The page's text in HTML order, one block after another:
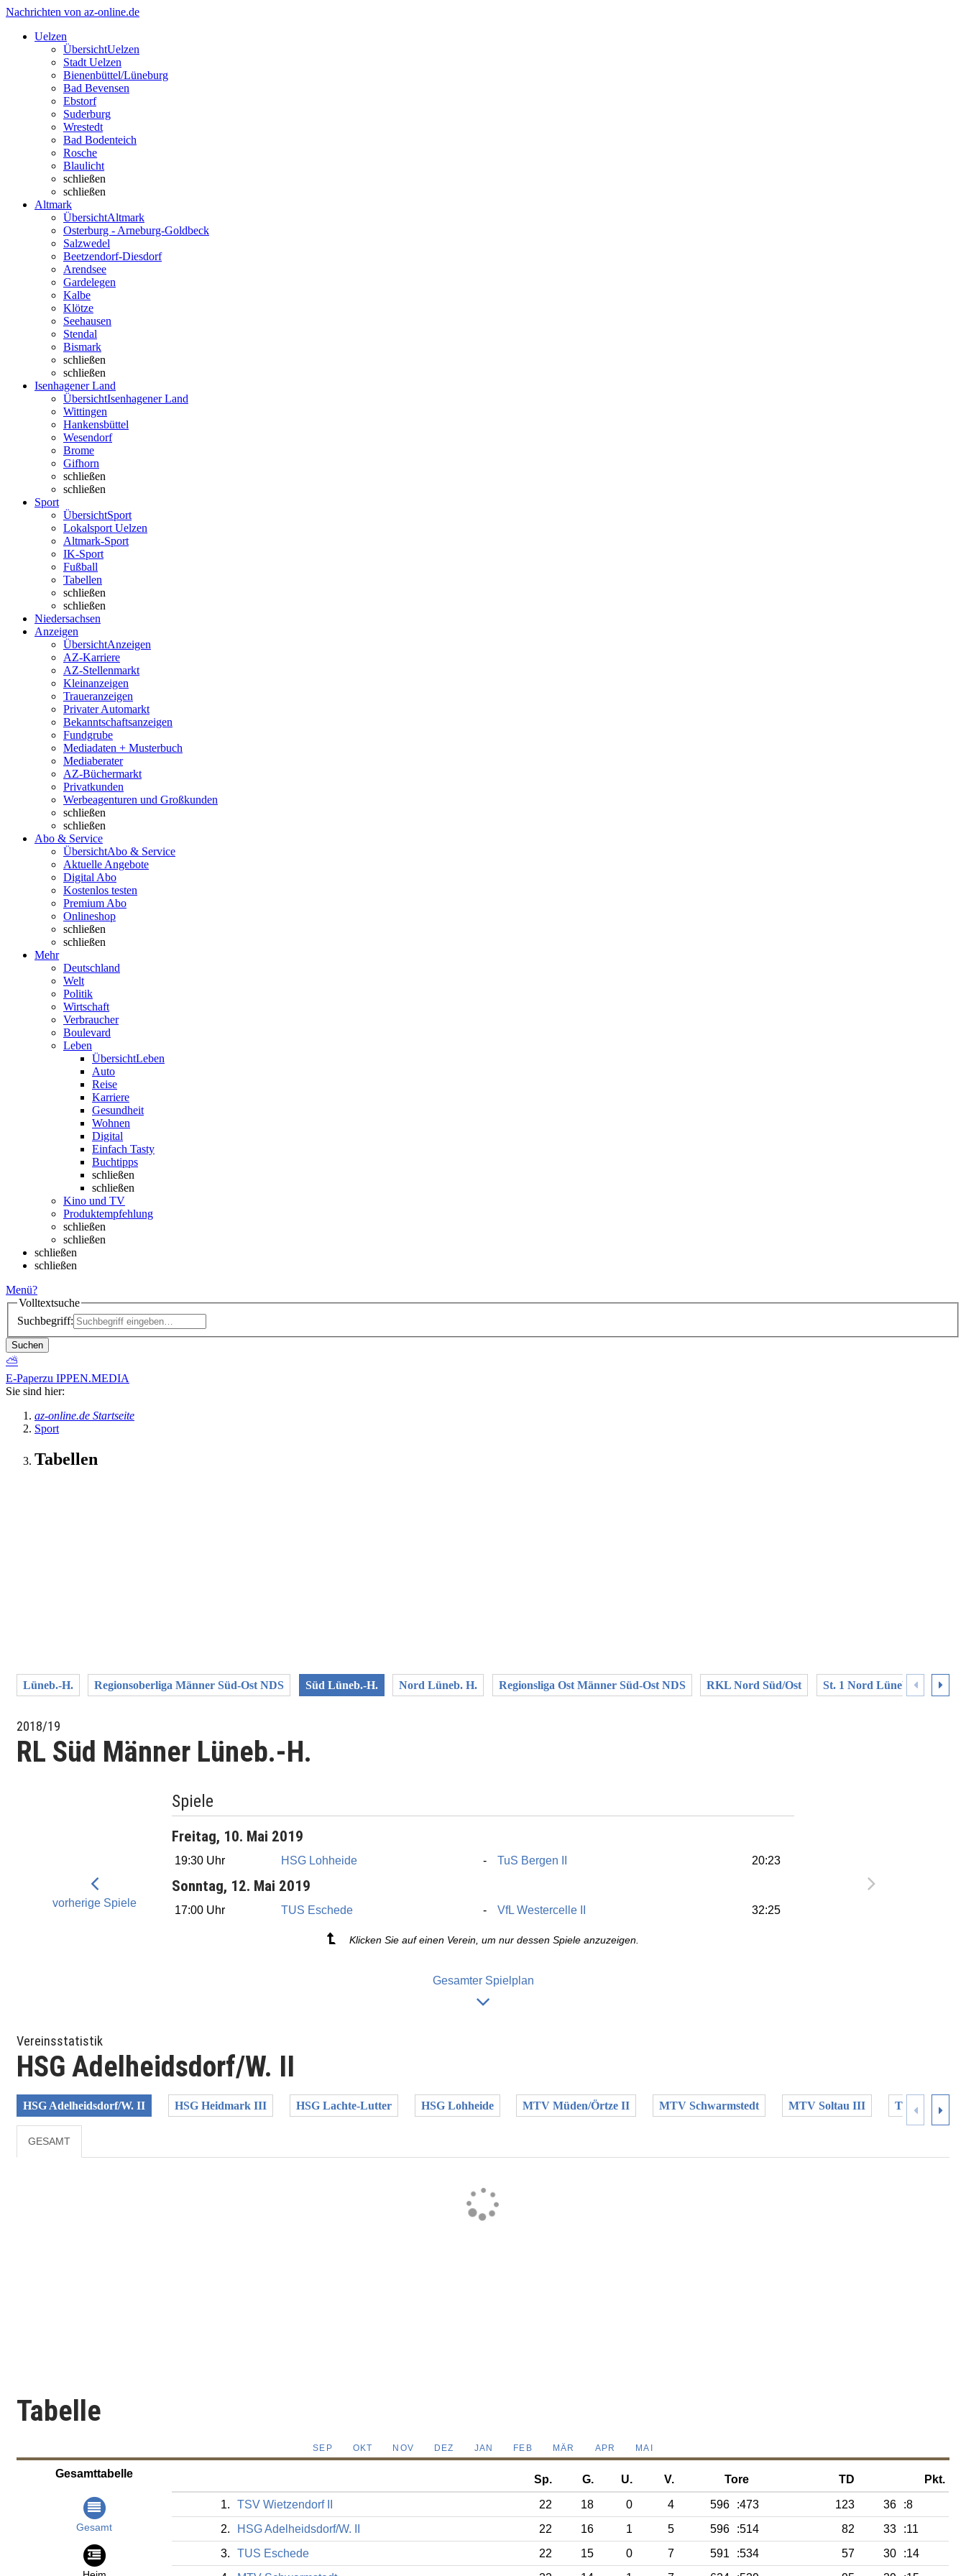
Nachrichten von az-online.de
Uelzen
ÜbersichtUelzen
Stadt Uelzen
Bienenbüttel/Lüneburg
Bad Bevensen
Ebstorf
Suderburg
Wrestedt
Bad Bodenteich
Rosche
Blaulicht
schließen
schließen
Altmark
ÜbersichtAltmark
Osterburg - Arneburg-Goldbeck
Salzwedel
Beetzendorf-Diesdorf
Arendsee
Gardelegen
Kalbe
Klötze
Seehausen
Stendal
Bismark
schließen
schließen
Isenhagener Land
ÜbersichtIsenhagener Land
Wittingen
Hankensbüttel
Wesendorf
Brome
Gifhorn
schließen
schließen
Sport
ÜbersichtSport
Lokalsport Uelzen
Altmark-Sport
IK-Sport
Fußball
Tabellen
schließen
schließen
Niedersachsen
Anzeigen
ÜbersichtAnzeigen
AZ-Karriere
AZ-Stellenmarkt
Kleinanzeigen
Traueranzeigen
Privater Automarkt
Bekanntschaftsanzeigen
Fundgrube
Mediadaten + Musterbuch
Mediaberater
AZ-Büchermarkt
Privatkunden
Werbeagenturen und Großkunden
schließen
schließen
Abo & Service
ÜbersichtAbo & Service
Aktuelle Angebote
Digital Abo
Kostenlos testen
Premium Abo
Onlineshop
schließen
schließen
Mehr
Deutschland
Welt
Politik
Wirtschaft
Verbraucher
Boulevard
Leben
ÜbersichtLeben
Auto
Reise
Karriere
Gesundheit
Wohnen
Digital
Einfach Tasty
Buchtipps
schließen
schließen
Kino und TV
Produktempfehlung
schließen
schließen
schließen
schließen
Menü?
Volltextsuche
Suchbegriff:
Suchen
⛅
E-Paperzu IPPEN.MEDIA
Sie sind hier:
az-online.de Startseite
Sport
Tabellen
Lüneb.-H. Regionsoberliga Männer Süd-Ost NDS Süd Lüneb.-H. Nord Lüneb. H. Regionsliga Ost Männer Süd-Ost NDS RKL Nord Süd/Ost St. 1 Nord Lüneb.-H.
2018/19
RL Süd Männer Lüneb.-H.
vorherige Spiele
Spiele
Freitag, 10. Mai 2019
19:30 Uhr HSG Lohheide TuS Bergen II 20:23
Sonntag, 12. Mai 2019
17:00 Uhr TUS Eschede VfL Westercelle II 32:25
Klicken Sie auf einen Verein, um nur dessen Spiele anzuzeigen.
Gesamter Spielplan
Vereinsstatistik
HSG Adelheidsdorf/W. II
HSG Adelheidsdorf/W. II HSG Heidmark III HSG Lachte-Lutter HSG Lohheide MTV Müden/Örtze II MTV Schwarmstedt MTV Soltau III TSV
GESAMT
Tabelle
SEP OKT NOV DEZ JAN FEB MÄR APR MAI
Gesamttabelle
Gesamt
Sp. G. U. V. Tore TD Pkt.
1. TSV Wietzendorf II 22 18 0 4 596 :473 123 36
:8
2.
HSG Adelheidsdorf/W. II 22 16 1 5 596 :514 82 33
:11
3.
TUS Eschede 22 15 0 7 591 :534 57 30
:14